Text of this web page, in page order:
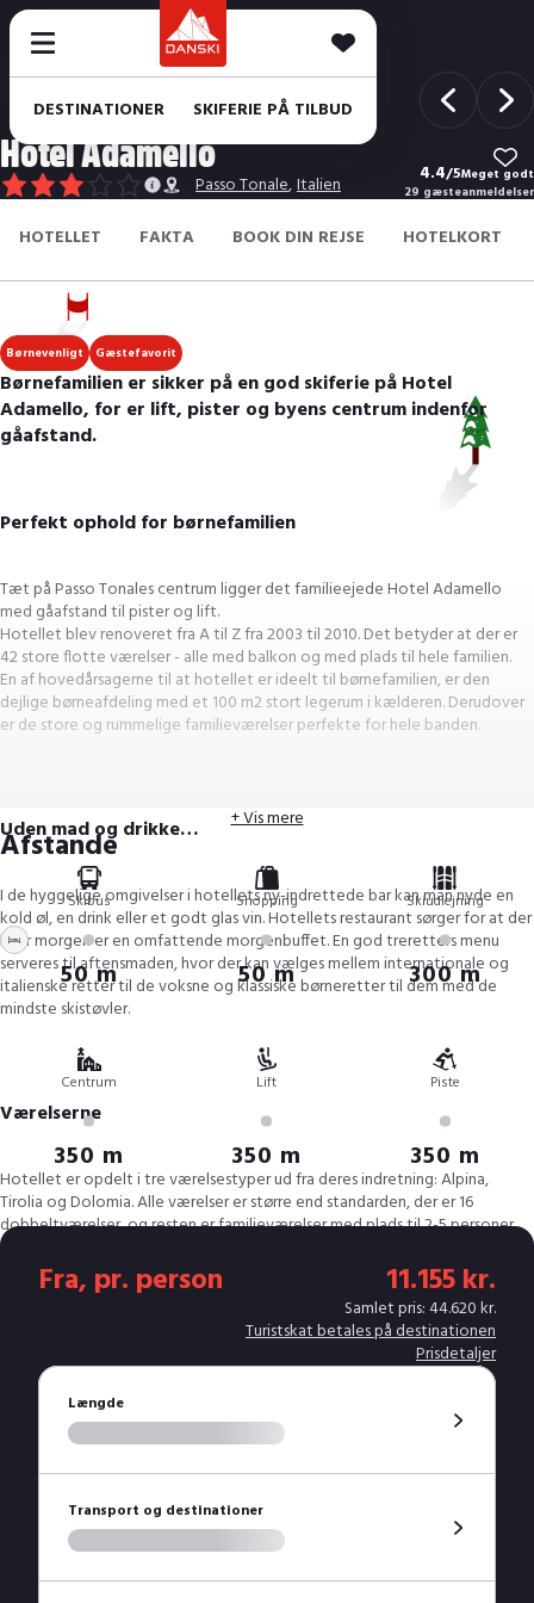
DESTINATIONER SKIFERIE PÅ TILBUD
Hotel Adamello
Passo Tonale,Italien 4.4/5Meget godt
29 gæsteanmeldelser
HOTELLET FAKTA BOOK DIN REJSE HOTELKORT
Børnevenligt Gæstefavorit
Børnefamilien er sikker på en god skiferie på Hotel
Adamello, for er lift, pister og byens centrum indenfor
gåafstand.
Perfekt ophold for børnefamilien
Tæt på Passo Tonales centrum ligger det familieejede Hotel Adamello
med gåafstand til pister og lift.
Hotellet blev renoveret fra A til Z fra 2003 til 2010. Det betyder at der er
42 store flotte værelser - alle med balkon og med plads til hele familien.
En af hovedårsagerne til at hotellet er ideelt til børnefamilien, er den
dejlige børneafdeling med et 100 m2 stort legerum i kælderen. Derudover
er de store og rummelige familieværelser perfekte for hele banden.
Uden mad og drikke…
I de hyggelige omgivelser i hotellets ny-indrettede bar kan man nyde en
kold øl, en drink eller et godt glas vin. Hotellets restaurant sørger for at der
hver morgen er en omfattende morgenbuffet. En god treretters menu
serveres til aftensmaden, hvor der kan vælges mellem internationale og
italienske retter til de voksne og klassiske børneretter til dem med de
mindste skistøvler.
Værelserne
Hotellet er opdelt i tre værelsestyper ud fra deres indretning: Alpina,
Tirolia og Dolomia. Alle værelser er større end standarden, der er 16
dobbeltværelser, og resten er familieværelser med plads til 2-5 personer.
Venligt personale og med børnene i centrum
Prikken over i'et er hotellets venlige personale, der sætter børnene i
centrum, og sørger for at I får en god ferie.
Godt at vide
Ankommer du i elbil, er der mulighed for at lade bilen i byen. Der ligger en
ladestation ved siden af Sport Hotel Vittoria. Spørg guiderne, når de ringer
ugen før afrejse, for mere information.
Spa & Wellness
Hotel Adamello har netop åbnet op for deres nye Spa & Sauna afdelingen,
hvor man kan få slappet af efter en lang dag på pisterne. Desuden åbner
+ Vis mere
Afstande
Skibus
50 m
Shopping
50 m
Skiudlejning
300 m
Piste
350 m
Lift
350 m
Centrum
350 m
Fra, pr. person 11.155 kr.
Samlet pris: 44.620 kr.
Turistskat betales på destinationen
Prisdetaljer
Længde
Transport og destinationer